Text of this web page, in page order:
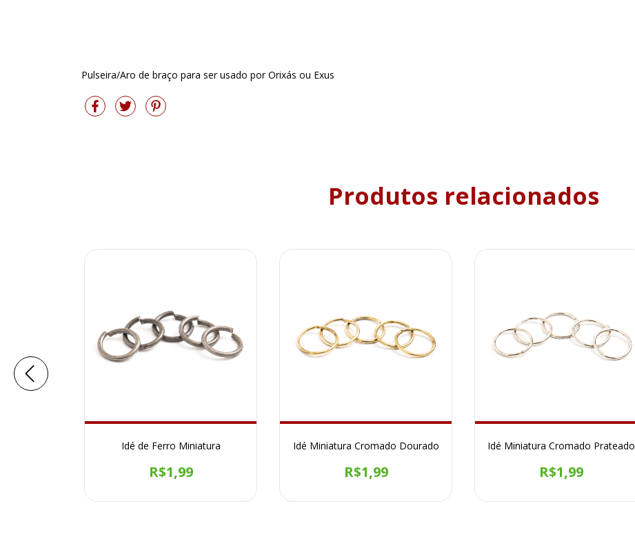
Pulseira/Aro de braço para ser usado por Orixás ou Exus
Produtos relacionados
Idé de Ferro Miniatura
R$1,99
Idé Miniatura Cromado Dourado
R$1,99
Idé Miniatura Cromado Prateado
R$1,99